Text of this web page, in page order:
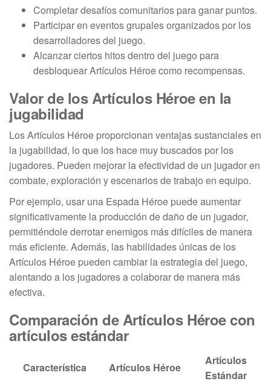
Completar desafíos comunitarios para ganar puntos.
Participar en eventos grupales organizados por los
desarrolladores del juego.
Alcanzar ciertos hitos dentro del juego para
desbloquear Artículos Héroe como recompensas.
Valor de los Artículos Héroe en la
jugabilidad
Los Artículos Héroe proporcionan ventajas sustanciales en
la jugabilidad, lo que los hace muy buscados por los
jugadores. Pueden mejorar la efectividad de un jugador en
combate, exploración y escenarios de trabajo en equipo.
Por ejemplo, usar una Espada Héroe puede aumentar
significativamente la producción de daño de un jugador,
permitiéndole derrotar enemigos más difíciles de manera
más eficiente. Además, las habilidades únicas de los
Artículos Héroe pueden cambiar la estrategia del juego,
alentando a los jugadores a colaborar de manera más
efectiva.
Comparación de Artículos Héroe con
artículos estándar
Característica Artículos Héroe
Artículos
Estándar